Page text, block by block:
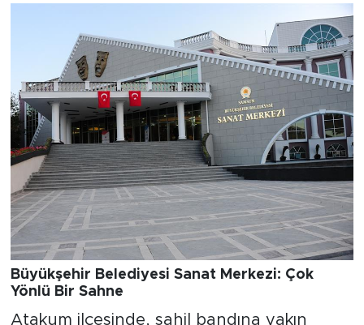
Büyükşehir Belediyesi Sanat Merkezi: Çok
Yönlü Bir Sahne
Atakum ilçesinde, sahil bandına yakın